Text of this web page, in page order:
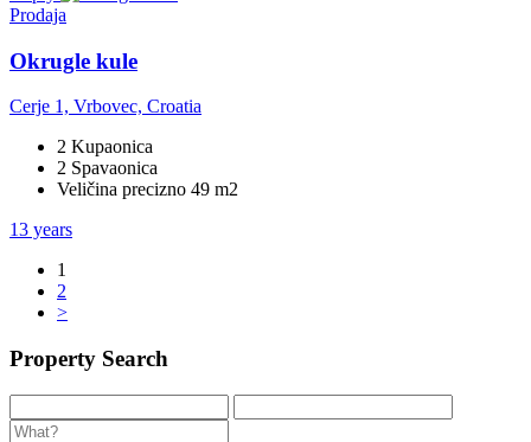
Prodaja
Okrugle kule
Cerje 1, Vrbovec, Croatia
2 Kupaonica
2 Spavaonica
Veličina precizno 49 m2
13 years
1
2
>
Property Search